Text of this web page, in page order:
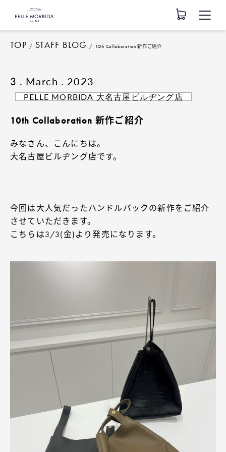
TOP STAFF BLOG 10th Collaboration 新作ご紹介
3 . March . 2023
PELLE MORBIDA 大名古屋ビルヂング店
10th Collaboration 新作ご紹介
みなさん、こんにちは。
大名古屋ビルヂング店です。
今回は大人気だったハンドルバックの新作をご紹介
させていただきます。
こちらは3/3(金)より発売になります。